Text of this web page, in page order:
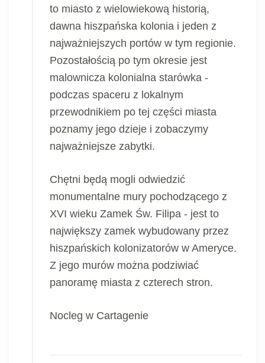
to miasto z wielowiekową historią,
dawna hiszpańska kolonia i jeden z
najważniejszych portów w tym regionie.
Pozostałością po tym okresie jest
malownicza kolonialna starówka -
podczas spaceru z lokalnym
przewodnikiem po tej części miasta
poznamy jego dzieje i zobaczymy
najważniejsze zabytki.
Chętni będą mogli odwiedzić
monumentalne mury pochodzącego z
XVI wieku Zamek Św. Filipa - jest to
największy zamek wybudowany przez
hiszpańskich kolonizatorów w Ameryce.
Z jego murów można podziwiać
panoramę miasta z czterech stron.
Nocleg w Cartagenie